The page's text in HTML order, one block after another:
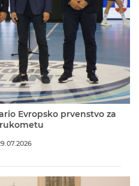
Evropsko prvenstvo za